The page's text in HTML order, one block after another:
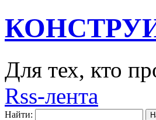
Для тех, кто
Rss-лента
Найти: